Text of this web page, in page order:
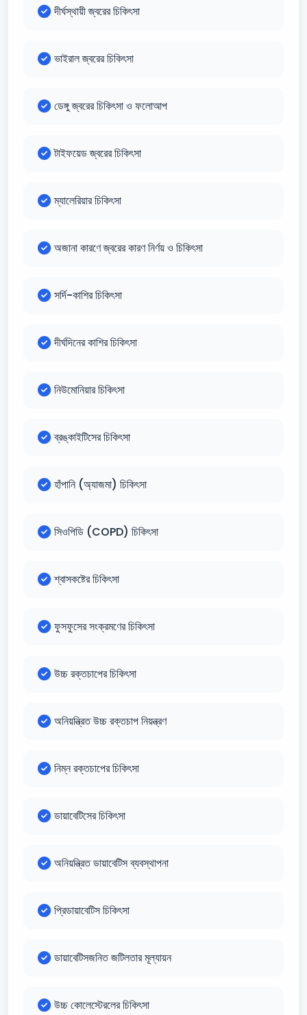
দীর্ঘস্থায়ী জ্বরের চিকিৎসা
ভাইরাল জ্বরের চিকিৎসা
ডেঙ্গু জ্বরের চিকিৎসা ও ফলোআপ
টাইফয়েড জ্বরের চিকিৎসা
ম্যালেরিয়ার চিকিৎসা
অজানা কারণে জ্বরের কারণ নির্ণয় ও চিকিৎসা
সর্দি-কাশির চিকিৎসা
দীর্ঘদিনের কাশির চিকিৎসা
নিউমোনিয়ার চিকিৎসা
ব্রঙ্কাইটিসের চিকিৎসা
হাঁপানি (অ্যাজমা) চিকিৎসা
সিওপিডি (COPD) চিকিৎসা
শ্বাসকষ্টের চিকিৎসা
ফুসফুসের সংক্রমণের চিকিৎসা
উচ্চ রক্তচাপের চিকিৎসা
অনিয়ন্ত্রিত উচ্চ রক্তচাপ নিয়ন্ত্রণ
নিম্ন রক্তচাপের চিকিৎসা
ডায়াবেটিসের চিকিৎসা
অনিয়ন্ত্রিত ডায়াবেটিস ব্যবস্থাপনা
প্রিডায়াবেটিস চিকিৎসা
ডায়াবেটিসজনিত জটিলতার মূল্যায়ন
উচ্চ কোলেস্টেরলের চিকিৎসা